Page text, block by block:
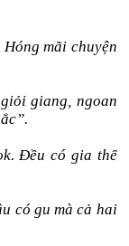
mãi chuyện
giang, ngoan
Đều có gia thế
có gu mà cả hai